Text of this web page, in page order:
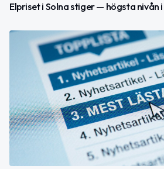
Elpriset i Solna stiger — högsta nivån